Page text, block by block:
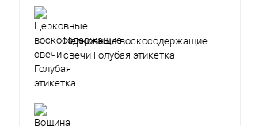
Церковные воскосодержащие
свечи Голубая этикетка